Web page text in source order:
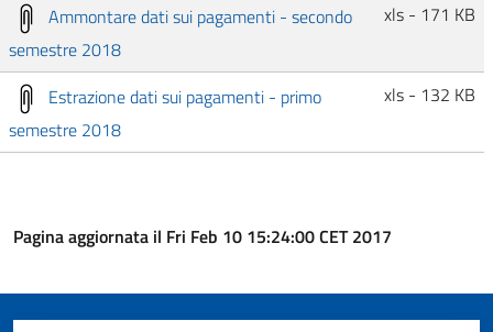
Ammontare dati sui pagamenti - secondo
semestre 2018
xls - 171 KB
Estrazione dati sui pagamenti - primo
semestre 2018
xls - 132 KB
Pagina aggiornata il Fri Feb 10 15:24:00 CET 2017